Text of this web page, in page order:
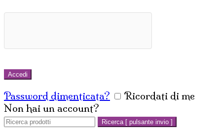
Accedi
Password dimenticata?
Ricordati di me
Non hai un account?
Cerca:
Ricerca [ pulsante invio ]